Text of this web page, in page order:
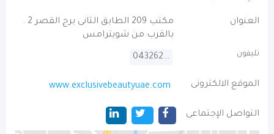
العنوان
مكتب 209 الطابق الثانى برج القصر 2 .
بالقرب من شويترامس
تليفون 043262822
الموقع الالكترونى www.exclusivebeautyuae.com
التواصل الإجتماعى